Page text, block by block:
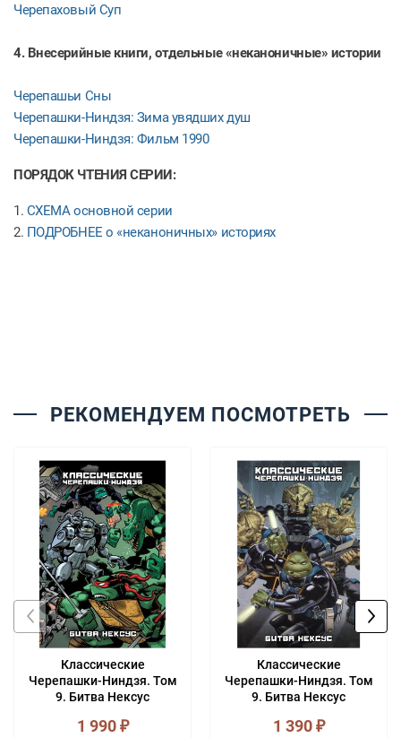
Черепаховый Суп
4. Внесерийные книги, отдельные «неканоничные» истории
Черепашьи Сны
Черепашки-Ниндзя: Зима увядших душ
Черепашки-Ниндзя: Фильм 1990
ПОРЯДОК ЧТЕНИЯ СЕРИИ:
1. СХЕМА основной серии
2. ПОДРОБНЕЕ о «неканоничных» историях
РЕКОМЕНДУЕМ ПОСМОТРЕТЬ
Классические
Черепашки-Ниндзя. Том
9. Битва Нексус
1 990₽
Классические
Черепашки-Ниндзя. Том
9. Битва Нексус
1 390₽